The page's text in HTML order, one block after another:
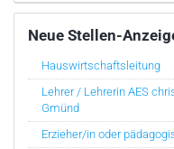
Neue Stellen-
Hauswirtschaftsleitung
Lehrer / Lehrerin AES
Gmünd
Erzieher/in oder